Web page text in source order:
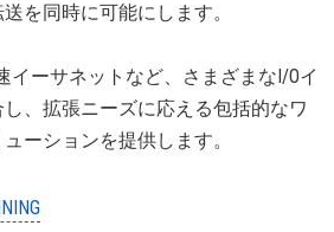
を同時に可能にします。
イーサネットなど、さまざまなI/Oイ
、拡張ニーズに応える包括的なワ
ーションを提供します。